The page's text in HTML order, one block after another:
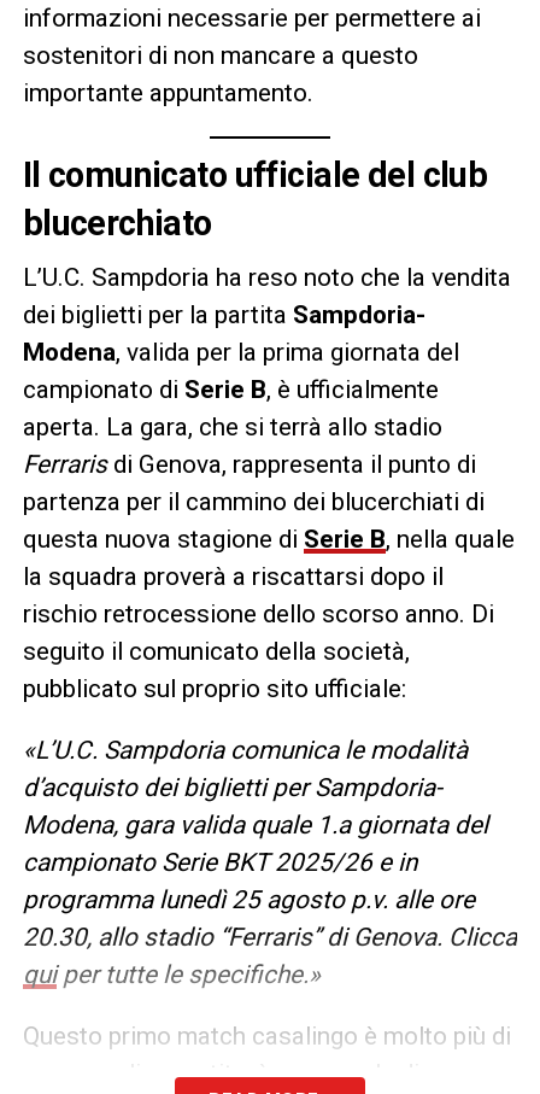
informazioni necessarie per permettere ai
sostenitori di non mancare a questo
importante appuntamento.
Il comunicato ufficiale del club
blucerchiato
L’U.C. Sampdoria ha reso noto che la vendita
dei biglietti per la partita Sampdoria-
Modena, valida per la prima giornata del
campionato di Serie B, è ufficialmente
aperta. La gara, che si terrà allo stadio
Ferraris di Genova, rappresenta il punto di
partenza per il cammino dei blucerchiati di
questa nuova stagione di Serie B, nella quale
la squadra proverà a riscattarsi dopo il
rischio retrocessione dello scorso anno. Di
seguito il comunicato della società,
pubblicato sul proprio sito ufficiale:
«L’U.C. Sampdoria comunica le modalità
d’acquisto dei biglietti per Sampdoria-
Modena, gara valida quale 1.a giornata del
campionato Serie BKT 2025/26 e in
programma lunedì 25 agosto p.v. alle ore
20.30, allo stadio “Ferraris” di Genova. Clicca
quiper tutte le specifiche.»
Questo primo match casalingo è molto più di
una semplice partita, è un segnale di